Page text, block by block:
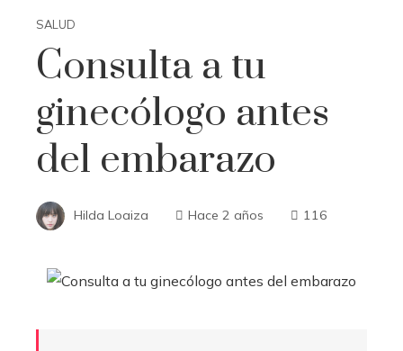
SALUD
Consulta a tu
ginecólogo antes
del embarazo
Hilda Loaiza Hace 2 años 116